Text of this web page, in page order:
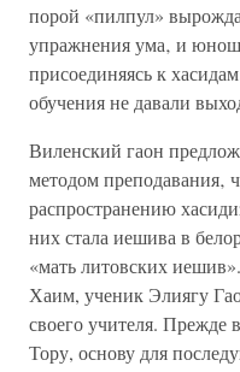
порой «пилпул»
упражнения ума‚ и
присоединяясь к
обучения не давали
Виленский гаон
методом преподавания‚
распространению
них стала иешива в
«мать литовских
Хаим, ученик Элиягу
своего учителя. Прежде
Тору, основу для